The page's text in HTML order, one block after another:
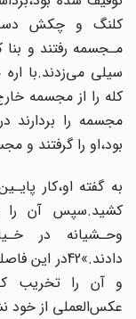
کلنگ و چکش دست
مـجسمه رفتند‌ و بنا‌
سیلی می‌زدند.با اره
کله‌ را از مجسمه
مجسمه را‌ بردارند‌
بود،او را گرفتند و
کشید.سپس آن را
وحـشیانه در
دادند.»42در
و آن را‌ تخریب‌
عکس‌العملی از خود